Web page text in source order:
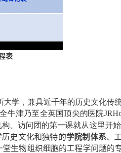
表
学，兼具近千年的历史文化传
牛津乃至全英国顶尖的医院
。访问团的第一课就从这里开始
史文化和独特的学院制体系、
生物组织细胞的工程学问题的